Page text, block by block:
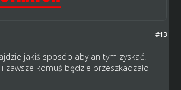
#13
jakiś sposób aby an tym zyskać.
zawsze komuś będzie przeszkadzało